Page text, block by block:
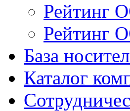
Рейтинг
Рейтинг
База
Каталог